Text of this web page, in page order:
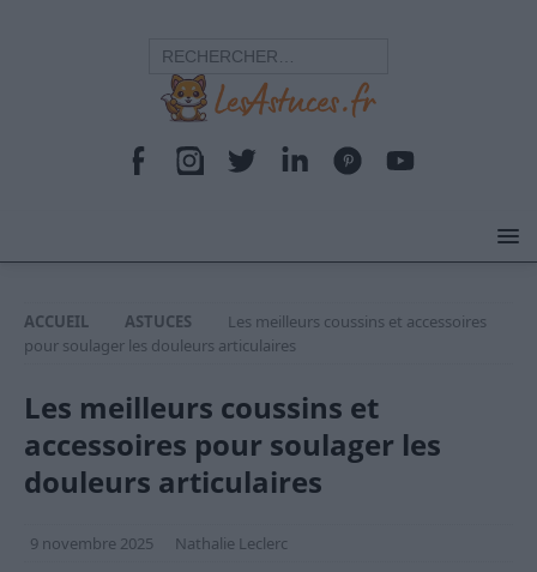
ACCUEIL ASTUCES
Les meilleurs coussins et accessoires
pour soulager les douleurs articulaires
Les meilleurs coussins et
accessoires pour soulager les
douleurs articulaires
9 novembre 2025 Nathalie Leclerc